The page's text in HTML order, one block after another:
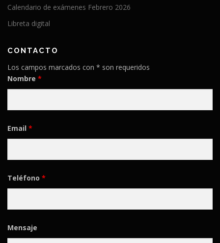
Calendario de exámenes Febrero 2026
Libreta digital
CONTACTO
Los campos marcados con * son requeridos
Nombre *
Email *
Teléfono *
Mensaje